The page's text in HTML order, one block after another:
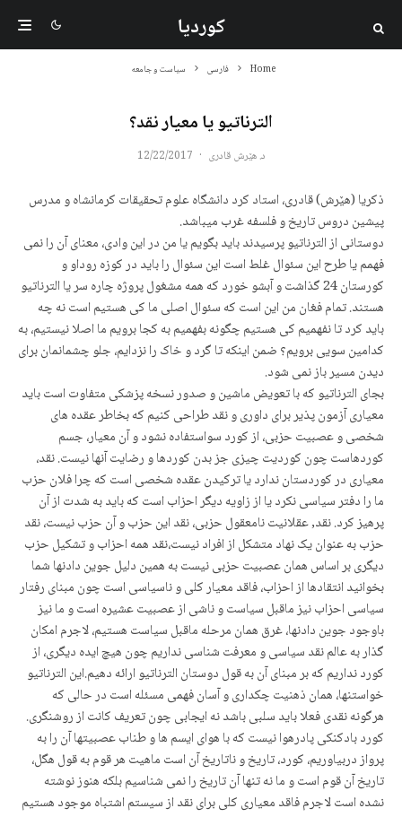
کوردیا
Home فارسی سیاست و جامعه
الترناتیو یا معیار نقد؟
د. هێرش قادری ·
12/22/2017
ذکریا (هێرش) قادری، استاد کرد دانشگاه علوم تحقیقات کرمانشاه و مدرس
پیشین دروس تاریخ و فلسفه غرب میباشد.
دوستانی از الترناتیو پرسیدند باید بگویم یا من در این وادی، معنای آن را نمی
فهمم یا طرح این سئوال غلط است این سئوال را باید در کوزه روداو و
کورستان 24 گذاشت و آبشو خورد که همه مشغول پروژه چاره سر یا الترناتیو
هستند. تمام فغان من این است کە سئوال اصلی ما کی هستیم است نه چه
باید کرد تا نفهمیم کی هستیم چگونه بفهمیم به کجا برویم ما اصلا نیستیم، به
کدامین سویی برویم؟ ضمن اینکه تا گرد و خاک را نزدایم، جلو چشمانمان برای
دیدن مسیر باز نمی شود.
بجای الترناتیو که با تعویض ماشین و صدور نسخه پزشکی متفاوت است باید
معیاری آزمون پذیر برای داوری و نقد طراحی کنیم که بخاطر عقده های
شخصی و عصبیت حزبی، از کورد سواستفاده نشود و آن معیار، جسم
کوردهاست چون کوردیت چیزی جز بدن کوردها و رضایت آنها نیست. نقد،
معیاری در کوردستان ندارد یا ترکیدن عقده شخصی است که چرا فلان حزب
ما را دفتر سیاسی نکرد یا از زاویه دیگر احزاب است که باید به شدت از آن
پرهیز کرد. نقد, عقلانیت نامعقول حزبی، نقد این حزب و آن حزب نیست، نقد
حزب به عنوان یک نهاد متشکل از افراد نیست،نقد همه احزاب و تشکیل حزب
دیگری بر اساس همان عصبیت حزبی نیست به همین دلیل جوین دادنها شما
بخوانید انتقادها از احزاب، فاقد معیار کلی و ناسیاسی است چون مبنای رفتار
سیاسی احزاب نیز ماقبل سیاست و ناشی از عصبیت عشیره است و ما نیز
باوجود جوین دادنها، غرق همان مرحله ماقبل سیاست هستیم، لاجرم امکان
گذار به عالم نقد سیاسی و معرفت شناسی نداریم چون هیچ ایده دیگری، از
کورد نداریم که بر مبنای آن به قول دوستان الترناتیو ارائه دهیم.این الترناتیو
خواستنها، همان ذهنیت چکداری و آسان فهمی مسئله است در حالی که
هرگونه نقدی فعلا باید سلبی باشد نه ایجابی چون تعریف کانت از روشنگری.
کورد بادکنکی پادرهوا نیست که با هوای ایسم ها و طناب عصبیتها آن را به
پرواز دربیاوریم، کورد، تاریخ و ناتاریخ آن است ماهیت هر قوم به قول هگل،
تاریخ آن قوم است و ما نه تنها آن تاریخ را نمی شناسیم بلکه هنوز نوشته
نشده است لاجرم فاقد معیاری کلی برای نقد از سیستم اشتباه موجود هستیم